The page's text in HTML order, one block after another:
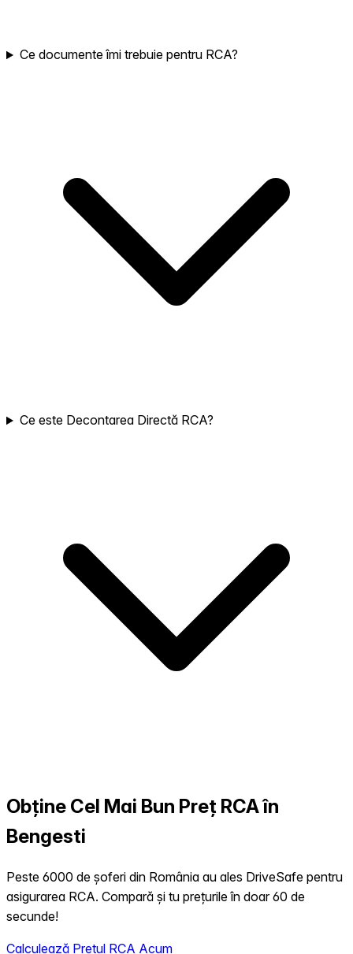
Ce documente îmi trebuie pentru RCA?
Ce este Decontarea Directă RCA?
Obține Cel Mai Bun Preț RCA în
Bengesti
Peste 6000 de șoferi din România au ales DriveSafe pentru
asigurarea RCA. Compară și tu prețurile în doar 60 de
secunde!
Calculează Prețul RCA Acum